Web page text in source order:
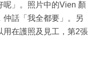
呢」。照片中的Vien 顏
話「我全都要」。另
用在護照及見工，第2張